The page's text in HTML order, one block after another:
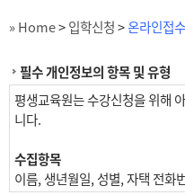
» Home>입학신청>온라인접수
필수 개인정보의 항목 및 유형
평생교육원는 수강신청을 위해
니다.
수집항목
이름, 생년월일, 성별, 자택 전화